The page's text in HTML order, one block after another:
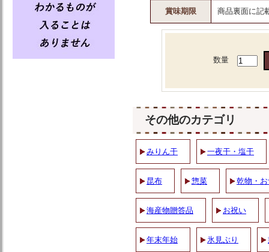
賞味期限 商品裏面に記
数量
その他のカテゴリ
みりん干 一夜干・塩干
昆布 惣菜 乾物・
海産物贈答品 お祝い
年末年始 氷見ぶり